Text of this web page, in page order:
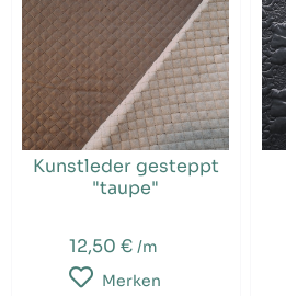
Kunstleder gesteppt
"taupe"
12,50 € /m
Merken